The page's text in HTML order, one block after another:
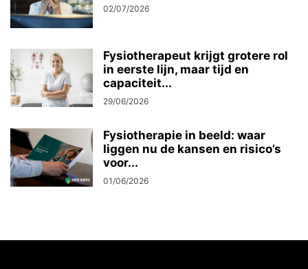
02/07/2026
Fysiotherapeut krijgt grotere rol
in eerste lijn, maar tijd en
capaciteit...
29/06/2026
Fysiotherapie in beeld: waar
liggen nu de kansen en risico’s
voor...
01/06/2026